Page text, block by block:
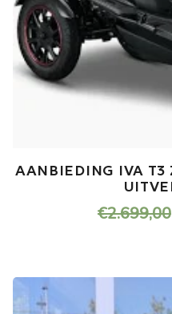
AANBIEDING IVA T3
€2.699,00